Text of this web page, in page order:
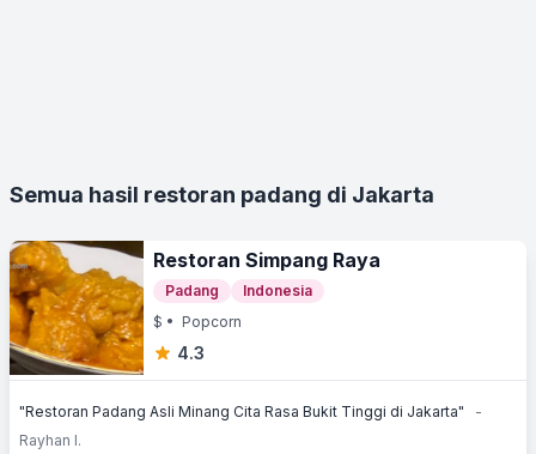
Semua hasil restoran padang di Jakarta
Restoran Simpang Raya
Padang
Indonesia
$ • Popcorn
4.3
"Restoran Padang Asli Minang Cita Rasa Bukit Tinggi di Jakarta"
-
Rayhan I.